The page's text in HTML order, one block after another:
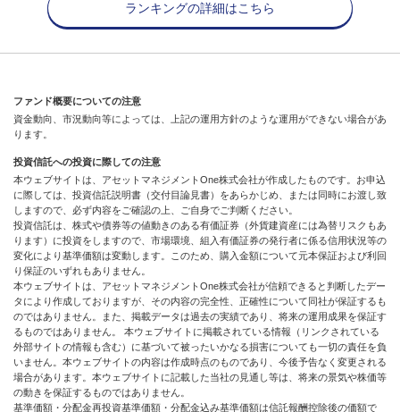
ランキングの詳細はこちら
ファンド概要についての注意
資金動向、市況動向等によっては、上記の運用方針のような運用ができない場合があ
ります。
投資信託への投資に際しての注意
本ウェブサイトは、アセットマネジメントOne株式会社が作成したものです。お申込
に際しては、投資信託説明書（交付目論見書）をあらかじめ、または同時にお渡し致
しますので、必ず内容をご確認の上、ご自身でご判断ください。
投資信託は、株式や債券等の値動きのある有価証券（外貨建資産には為替リスクもあ
ります）に投資をしますので、市場環境、組入有価証券の発行者に係る信用状況等の
変化により基準価額は変動します。このため、購入金額について元本保証および利回
り保証のいずれもありません。
本ウェブサイトは、アセットマネジメントOne株式会社が信頼できると判断したデー
タにより作成しておりますが、その内容の完全性、正確性について同社が保証するも
のではありません。また、掲載データは過去の実績であり、将来の運用成果を保証す
るものではありません。 本ウェブサイトに掲載されている情報（リンクされている
外部サイトの情報も含む）に基づいて被ったいかなる損害についても一切の責任を負
いません。本ウェブサイトの内容は作成時点のものであり、今後予告なく変更される
場合があります。本ウェブサイトに記載した当社の見通し等は、将来の景気や株価等
の動きを保証するものではありません。
基準価額・分配金再投資基準価額・分配金込み基準価額は信託報酬控除後の価額で